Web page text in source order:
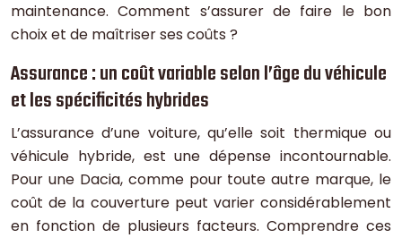
maintenance. Comment s’assurer de faire le bon
choix et de maîtriser ses coûts ?
Assurance : un coût variable selon l’âge du véhicule
et les spécificités hybrides
L’assurance d’une voiture, qu’elle soit thermique ou
véhicule hybride, est une dépense incontournable.
Pour une Dacia, comme pour toute autre marque, le
coût de la couverture peut varier considérablement
en fonction de plusieurs facteurs. Comprendre ces